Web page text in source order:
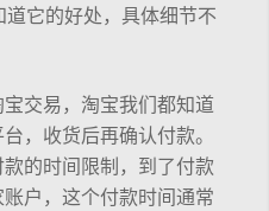
它的好处，具体细节不
交易，淘宝我们都知道
，收货后再确认付款。
的时间限制，到了付款
户，这个付款时间通常